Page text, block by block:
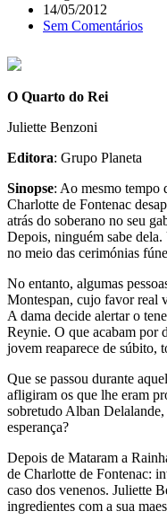
14/05/2012
Sem Comentários
O Quarto do Rei
Juliette Benzoni
Editora: Grupo Planeta
Sinopse: Ao mesmo tempo
Charlotte de Fontenac
atrás do soberano no seu
Depois, ninguém sabe
no meio das cerimónias
No entanto, algumas
Montespan, cujo favor real
A dama decide alertar o
Reynie. O que acabam por
jovem reaparece de súbito,
Que se passou durante
afligiram os que lhe eram
sobretudo Alban
esperança?
Depois de Mataram a
de Charlotte de Fontenac:
caso dos venenos. Juliette
ingredientes com a sua